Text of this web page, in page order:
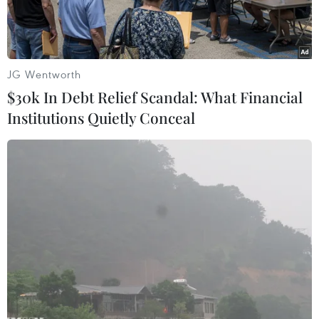
Chủ tịch Ủy ban châu Âu Jean Claude Juncker. (Nguồn:
Reuters đưa tin, ngày 10/11, Chủ tịch Ủy ban
châu Âu (EC) Jean-Claude Juncker cho rằng cần
phải làm rõ những ý định, chính sách của Tổng
JG Wentworth
$30k In Debt Relief Scandal: What Financial
Institutions Quietly Conceal